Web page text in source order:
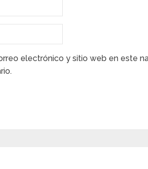
electrónico y sitio web en este